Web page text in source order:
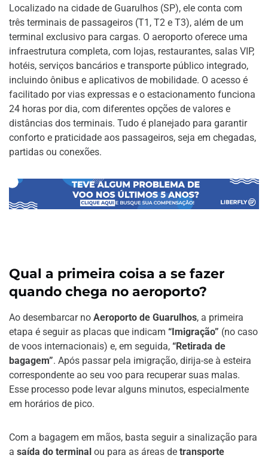
Localizado na cidade de Guarulhos (SP), ele conta com
três terminais de passageiros (T1, T2 e T3), além de um
terminal exclusivo para cargas. O aeroporto oferece uma
infraestrutura completa, com lojas, restaurantes, salas VIP,
hotéis, serviços bancários e transporte público integrado,
incluindo ônibus e aplicativos de mobilidade. O acesso é
facilitado por vias expressas e o estacionamento funciona
24 horas por dia, com diferentes opções de valores e
distâncias dos terminais. Tudo é planejado para garantir
conforto e praticidade aos passageiros, seja em chegadas,
partidas ou conexões.
Qual a primeira coisa a se fazer
quando chega no aeroporto?
Ao desembarcar no Aeroporto de Guarulhos, a primeira
etapa é seguir as placas que indicam “Imigração” (no caso
de voos internacionais) e, em seguida, “Retirada de
bagagem”. Após passar pela imigração, dirija-se à esteira
correspondente ao seu voo para recuperar suas malas.
Esse processo pode levar alguns minutos, especialmente
em horários de pico.
Com a bagagem em mãos, basta seguir a sinalização para
a saída do terminal ou para as áreas de transporte